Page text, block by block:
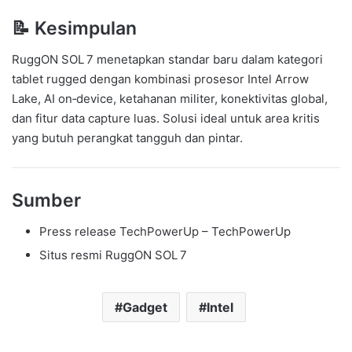
📝 Kesimpulan
RuggON SOL 7 menetapkan standar baru dalam kategori
tablet rugged dengan kombinasi prosesor Intel Arrow
Lake, AI on‑device, ketahanan militer, konektivitas global,
dan fitur data capture luas. Solusi ideal untuk area kritis
yang butuh perangkat tangguh dan pintar.
Sumber
Press release TechPowerUp – TechPowerUp
Situs resmi RuggON SOL 7
Gadget Intel